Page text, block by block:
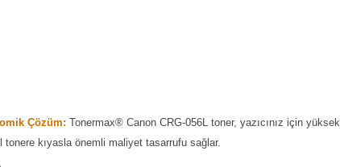
Çözüm: Tonermax® Canon CRG-056L toner, yazıcınız için yüksek
kıyasla önemli maliyet tasarrufu sağlar.